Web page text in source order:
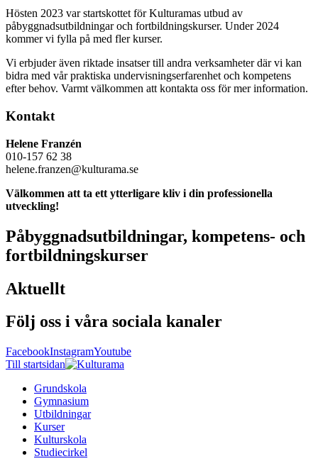
Hösten 2023 var startskottet för Kulturamas utbud av
påbyggnadsutbildningar och fortbildningskurser. Under 2024
kommer vi fylla på med fler kurser.
Vi erbjuder även riktade insatser till andra verksamheter där vi kan
bidra med vår praktiska undervisningserfarenhet och kompetens
efter behov. Varmt välkommen att kontakta oss för mer information.
Kontakt
Helene Franzén
010-157 62 38
helene.franzen@kulturama.se
Välkommen att ta ett ytterligare kliv i din professionella
utveckling!
Påbyggnadsutbildningar, kompetens- och
fortbildningskurser
Aktuellt
Följ oss i våra sociala kanaler
FacebookInstagramYoutube
Till startsidan
Grundskola
Gymnasium
Utbildningar
Kurser
Kulturskola
Studiecirkel